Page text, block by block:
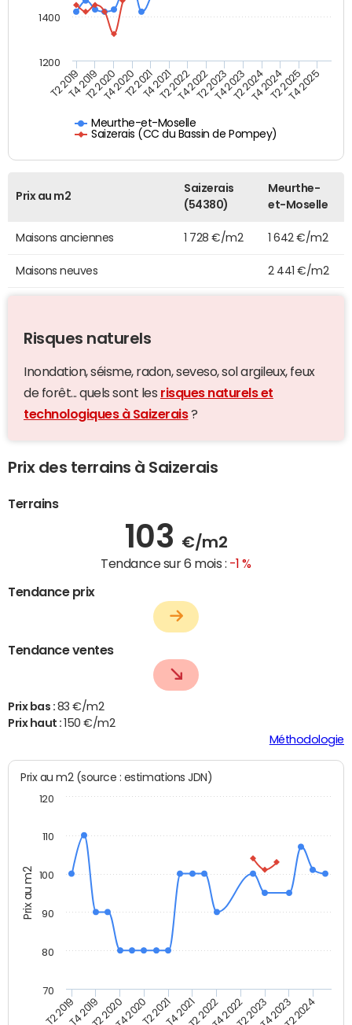
Meurthe-et-Moselle
Saizerais (CC du Bassin de Pompey)
T2 2019T4 2019T2 2020T4 2020T2 2021T4 2021T2 2022T4 2022T2 2023T4 2023T2 2024T4 2024T2 2025T4 2025
1200
1400
Prix au m2
Saizerais
(54380)
Meurthe-
et-Moselle
Maisons anciennes 1 728 €/m2 1 642 €/m2
Maisons neuves 2 441 €/m2
Risques naturels
Inondation, séisme, radon, seveso, sol argileux, feux
de forêt... quels sont les risques naturels et
technologiques à Saizerais?
Prix des terrains à Saizerais
Terrains
103 €/m2
Tendance sur 6 mois : -1 %
Tendance prix
Tendance ventes
Prix bas : 83 €/m2
Prix haut : 150 €/m2
Méthodologie
Prix au m2
Prix au m2 (source : estimations JDN)
T2 2019T4 2019T2 2020T4 2020T2 2021T4 2021T2 2022T4 2022T2 2023T4 2023T2 2024
70
80
90
100
110
120